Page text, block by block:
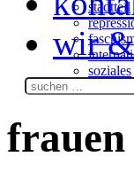
stadtteil
soziales
wir &
Suchen
nach:
frauen